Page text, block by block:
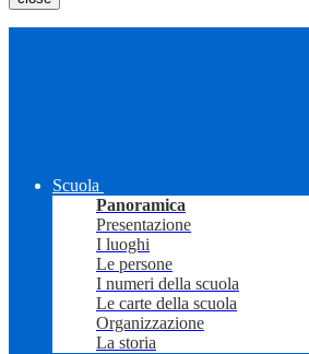
Scuola
Panoramica
Presentazione
I luoghi
Le persone
I numeri della scuola
Le carte della scuola
Organizzazione
La storia